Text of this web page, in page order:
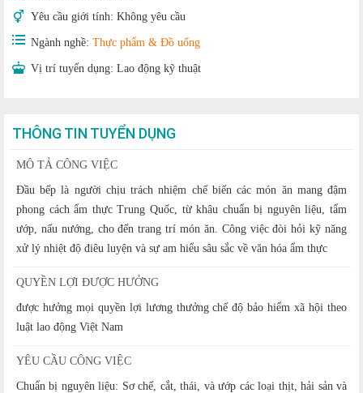
Yêu cầu giới tính: Không yêu cầu
Ngành nghề: Thực phẩm & Đồ uống
Vị trí tuyển dụng: Lao động kỹ thuật
THÔNG TIN TUYỂN DỤNG
MÔ TẢ CÔNG VIỆC
Đầu bếp là người chịu trách nhiệm chế biến các món ăn mang đậm
phong cách ẩm thực Trung Quốc, từ khâu chuẩn bị nguyên liệu, tẩm
ướp, nấu nướng, cho đến trang trí món ăn. Công việc đòi hỏi kỹ năng
xử lý nhiệt độ điêu luyện và sự am hiểu sâu sắc về văn hóa ẩm thực
QUYỀN LỢI ĐƯỢC HƯỞNG
được hưởng mọi quyền lợi lương thưởng chế độ bảo hiểm xã hội theo
luật lao động Việt Nam
YÊU CẦU CÔNG VIỆC
Chuẩn bị nguyên liệu: Sơ chế, cắt, thái, và ướp các loại thịt, hải sản và